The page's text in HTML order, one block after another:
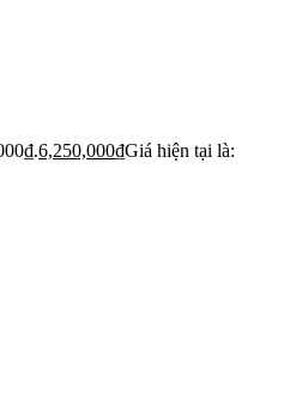
6,250,000₫Giá hiện tại là: